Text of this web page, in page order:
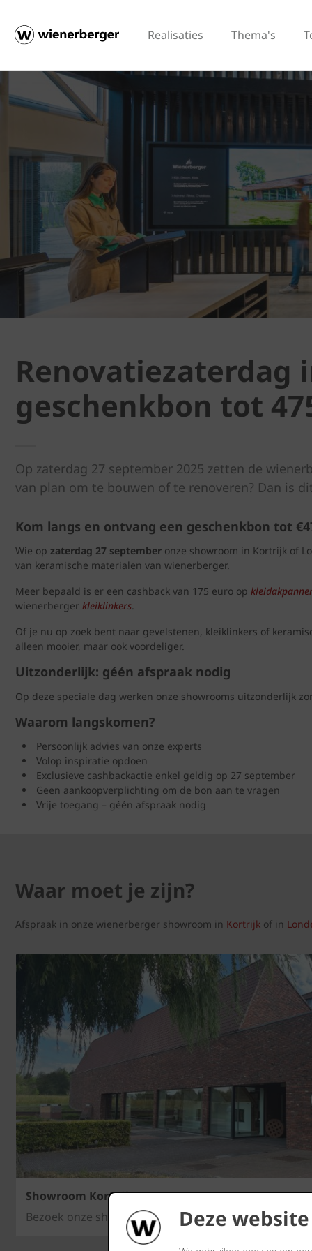
Deze
Realisaties Thema's
Renovatiezaterdag
geschenkbon tot
Op zaterdag 27 september 2025 zetten de
van plan om te bouwen of te renoveren? Dan is
Kom langs en ontvang een geschenkbon tot
Wie op zaterdag 27 september onze showroom in Kortrijk of
van keramische materialen van wienerberger.
Meer bepaald is er een cashback van 175 euro op
wienerberger kleiklinkers.
Of je nu op zoek bent naar gevelstenen, kleiklinkers of
alleen mooier, maar ook voordeliger.
Uitzonderlijk: géén afspraak nodig
Op deze speciale dag werken onze showrooms uitzonderlijk
Waarom langskomen?
Persoonlijk advies van onze experts
Volop inspiratie opdoen
Exclusieve cashbackactie enkel geldig op 27 september
Geen aankoopverplichting om de bon aan te vragen
Vrije toegang – géén afspraak nodig
Waar moet je zijn?
Afspraak in onze wienerberger showroom in Kortrijk of in
Showroom Kortrijk
Bezoek onze showroom in Kortrijk.